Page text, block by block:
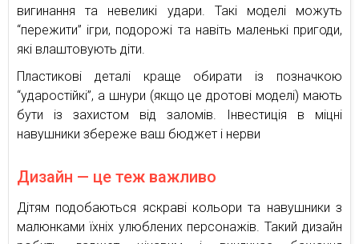
вигинання та невеликі удари. Такі моделі можуть
“пережити” ігри, подорожі та навіть маленькі пригоди,
які влаштовують діти.
Пластикові деталі краще обирати із позначкою
“ударостійкі”, а шнури (якщо це дротові моделі) мають
бути із захистом від заломів. Інвестиція в міцні
навушники збереже ваш бюджет і нерви
Дизайн — це теж важливо
Дітям подобаються яскраві кольори та навушники з
малюнками їхніх улюблених персонажів. Такий дизайн